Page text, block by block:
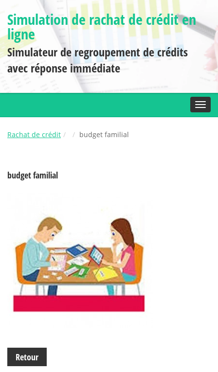
Simulation de rachat de crédit en
ligne
Simulateur de regroupement de crédits
avec réponse immédiate
Rachat de crédit budget familial
budget familial
Retour